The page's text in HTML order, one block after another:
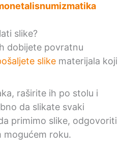
slike?
dobijete povratnu
slikematerijala koji
raširite ih po stolu i
da slikate svaki
primimo slike, odgovoriti
mogućem roku.